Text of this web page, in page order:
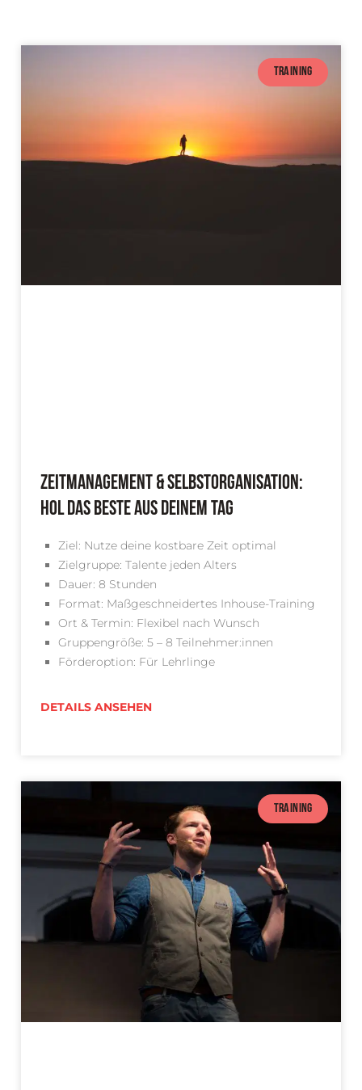
TRAINING
Zeitmanagement & Selbstorganisation:
Hol das Beste aus deinem Tag
Ziel: Nutze deine kostbare Zeit optimal
Zielgruppe: Talente jeden Alters
Dauer: 8 Stunden
Format: Maßgeschneidertes Inhouse-Training
Ort & Termin: Flexibel nach Wunsch
Gruppengröße: 5 – 8 Teilnehmer:innen
Förderoption: Für Lehrlinge
DETAILS ANSEHEN
TRAINING